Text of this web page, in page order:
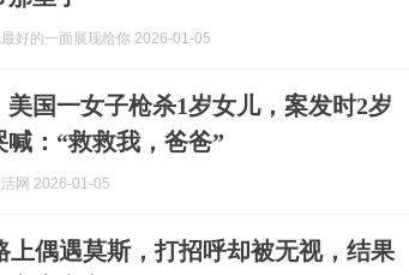
好的一面展现给你 2026-01-05
美国一女子枪杀1岁女儿，案发时2岁
：“救救我，爸爸”
网 2026-01-05
上偶遇莫斯，打招呼却被无视，结果